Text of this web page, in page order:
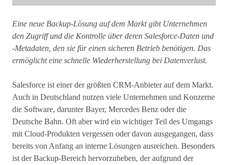
Eine neue Backup-Lösung auf dem Markt gibt Unternehmen
den Zugriff und die Kontrolle über deren Salesforce-Daten und
-Metadaten, den sie für einen sicheren Betrieb benötigen. Das
ermöglicht eine schnelle Wiederherstellung bei Datenverlust.
Salesforce ist einer der größten CRM-Anbieter auf dem Markt.
Auch in Deutschland nutzen viele Unternehmen und Konzerne
die Software, darunter Bayer, Mercedes Benz oder die
Deutsche Bahn. Oft aber wird ein wichtiger Teil des Umgangs
mit Cloud-Produkten vergessen oder davon ausgegangen, dass
bereits von Anfang an interne Lösungen ausreichen. Besonders
ist der Backup-Bereich hervorzuheben, der aufgrund der